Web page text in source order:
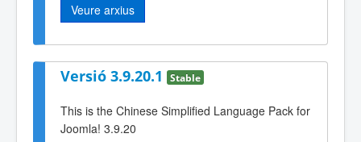
Veure arxius
Versió 3.9.20.1 Stable
This is the Chinese Simplified Language Pack for
Joomla! 3.9.20